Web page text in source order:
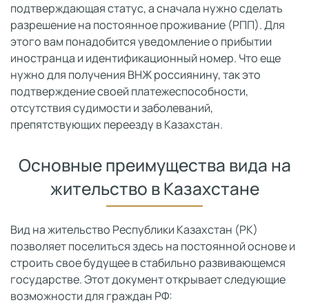
подтверждающая статус, а сначала нужно сделать
разрешение на постоянное проживание (РПП). Для
этого вам понадобится уведомление о прибытии
иностранца и идентификационный номер. Что еще
нужно для получения ВНЖ россиянину, так это
подтверждение своей платежеспособности,
отсутствия судимости и заболеваний,
препятствующих переезду в Казахстан.
Основные преимущества вида на
жительство в Казахстане
Вид на жительство Республики Казахстан (РК)
позволяет поселиться здесь на постоянной основе и
строить свое будущее в стабильно развивающемся
государстве. Этот документ открывает следующие
возможности для граждан РФ: